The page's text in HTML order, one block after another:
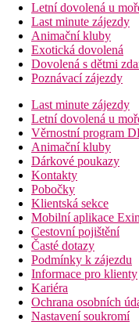
Letní dovolená u
Last minute zájezdy
Animační kluby
Exotická dovolená
Dovolená s dětmi
Poznávací zájezdy
Last minute zájezdy
Letní dovolená u
Věrnostní program
Animační kluby
Dárkové poukazy
Kontakty
Pobočky
Klientská sekce
Mobilní aplikace
Cestovní pojištění
Časté dotazy
Podmínky k zájezdu
Informace pro klienty
Kariéra
Ochrana osobních
Nastavení soukromí